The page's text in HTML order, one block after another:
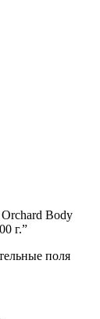
Body
г.”
поля